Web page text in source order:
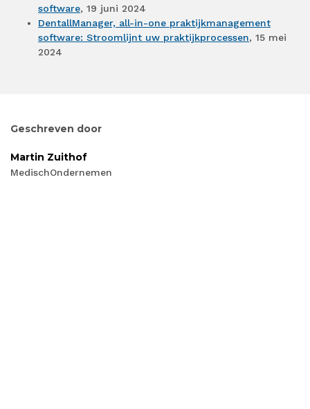
software, 19 juni 2024
DentallManager, all-in-one praktijkmanagement
software: Stroomlijnt uw praktijkprocessen, 15 mei
2024
Geschreven door
Martin Zuithof
MedischOndernemen